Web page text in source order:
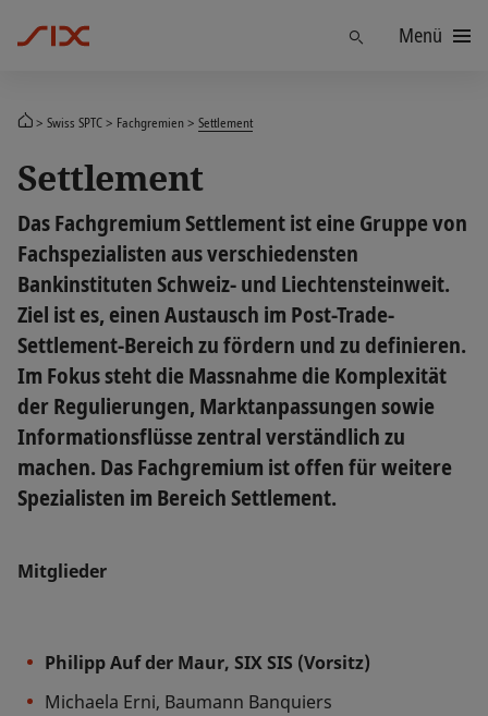
FindenMenü
Swiss SPTC Fachgremien Settlement
Settlement
Das Fachgremium Settlement ist eine Gruppe von
Fachspezialisten aus verschiedensten
Bankinstituten Schweiz- und Liechtensteinweit.
Ziel ist es, einen Austausch im Post-Trade-
Settlement-Bereich zu fördern und zu definieren.
Im Fokus steht die Massnahme die Komplexität
der Regulierungen, Marktanpassungen sowie
Informationsflüsse zentral verständlich zu
machen. Das Fachgremium ist offen für weitere
Spezialisten im Bereich Settlement.
Mitglieder
Philipp Auf der Maur, SIX SIS (Vorsitz)
Michaela Erni, Baumann Banquiers